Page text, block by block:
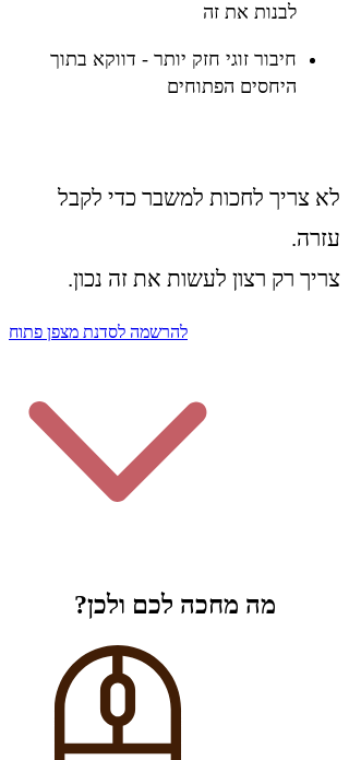
לבנות את זה
חיבור זוגי חזק יותר - דווקא בתוך
היחסים הפתוחים
לא צריך לחכות למשבר כדי לקבל
עזרה.
צריך רק רצון לעשות את זה נכון.
להרשמה לסדנת מצפן פתוח
מה מחכה לכם ולכן?